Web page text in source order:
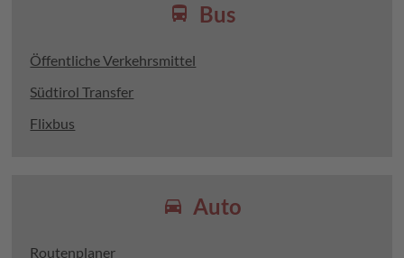
directions_bus Bus
Öffentliche Verkehrsmittel
Südtirol Transfer
Flixbus
directions_car Auto
Routenplaner